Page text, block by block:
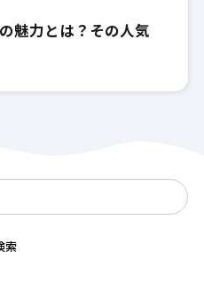
魅力とは？その人気
索